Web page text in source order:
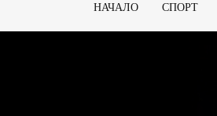
НАЧАЛО СПОРТ